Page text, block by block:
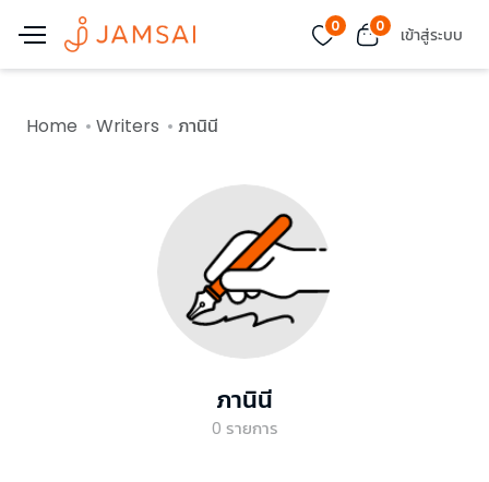
0 0 เข้าสู่ระบบ
Home Writers ภานินี
ภานินี
0 รายการ